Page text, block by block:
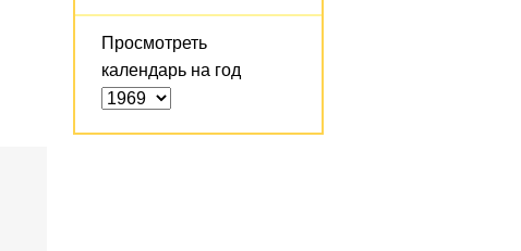
Просмотреть
календарь на год